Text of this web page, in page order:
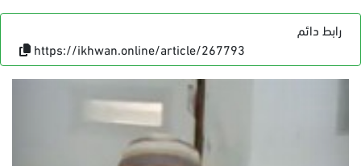
رابط دائم
https://ikhwan.online/article/267793